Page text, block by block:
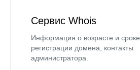
Сервис Whois
Информация о возрасте и сроке
регистрации домена, контакты
администратора.